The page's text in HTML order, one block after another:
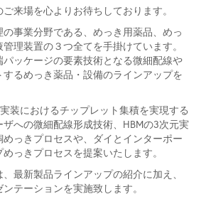
来場を心よりお待ちしております。
事業分野である、めっき用薬品、めっ
理装置の３つ全てを手掛けています。
パッケージの要素技術となる微細配線や
るめっき薬品・設備のラインアップを
装におけるチップレット集積を実現する
への微細配線形成技術、HBMの3次元実
っきプロセスや、ダイとインターポー
っきプロセスを提案いたします。
最新製品ラインアップの紹介に加え、
テーションを実施致します。